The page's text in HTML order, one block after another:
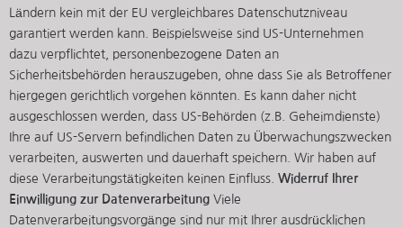
Ländern kein mit der EU vergleichbares Datenschutzniveau
garantiert werden kann. Beispielsweise sind US-Unternehmen
dazu verpflichtet, personenbezogene Daten an
Sicherheitsbehörden herauszugeben, ohne dass Sie als Betroffener
hiergegen gerichtlich vorgehen könnten. Es kann daher nicht
ausgeschlossen werden, dass US-Behörden (z.B. Geheimdienste)
Ihre auf US-Servern befindlichen Daten zu Überwachungszwecken
verarbeiten, auswerten und dauerhaft speichern. Wir haben auf
diese Verarbeitungstätigkeiten keinen Einfluss. Widerruf Ihrer
Einwilligung zur Datenverarbeitung Viele
Datenverarbeitungsvorgänge sind nur mit Ihrer ausdrücklichen